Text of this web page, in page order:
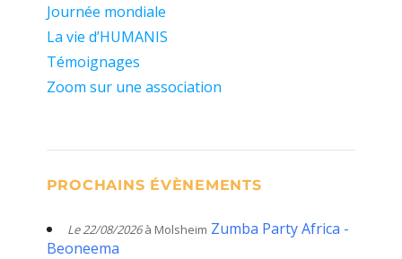
Journée mondiale
La vie d’HUMANIS
Témoignages
Zoom sur une association
PROCHAINS ÉVÈNEMENTS
Le 22/08/2026à Molsheim Zumba Party Africa -
Beoneema